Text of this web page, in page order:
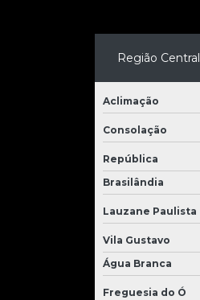
Região Central
Aclimação
Consolação
República
Brasilândia
Lauzane Paulista
Vila Gustavo
Água Branca
Freguesia do Ó